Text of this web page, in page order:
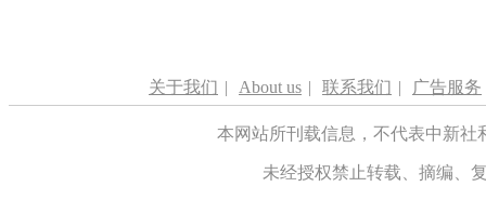
关于我们 | About us | 联系我们 | 广告服务
本网站所刊载信息，不代表中新
未经授权禁止转载、摘编、